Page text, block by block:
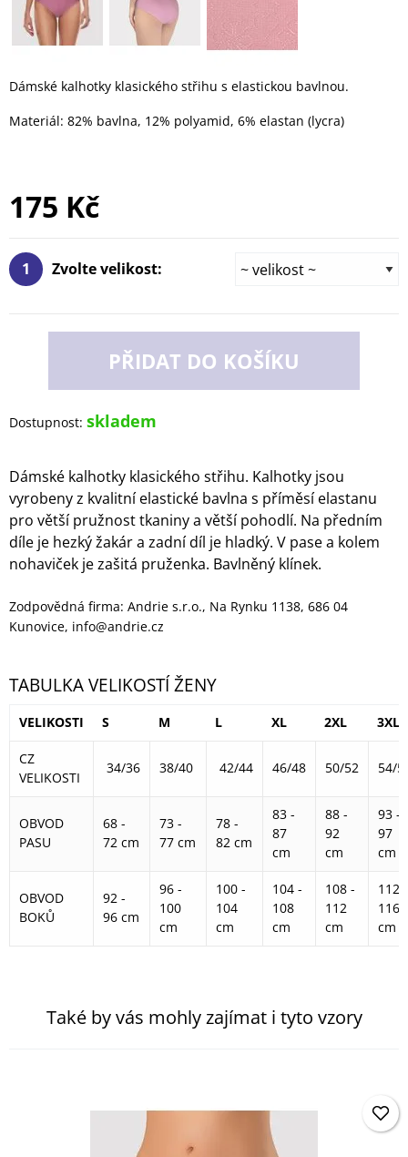
Dámské kalhotky klasického střihu s elastickou bavlnou.
Materiál: 82% bavlna, 12% polyamid, 6% elastan (lycra)
175 Kč
1 Zvolte velikost:
PŘIDAT DO KOŠÍKU
Dostupnost: skladem
Dámské kalhotky klasického střihu. Kalhotky jsou
vyrobeny z kvalitní elastické bavlna s příměsí elastanu
pro větší pružnost tkaniny a větší pohodlí. Na předním
díle je hezký žakár a zadní díl je hladký. V pase a kolem
nohaviček je zašitá pruženka. Bavlněný klínek.
Zodpovědná firma: Andrie s.r.o., Na Rynku 1138, 686 04
Kunovice, info@andrie.cz
TABULKA VELIKOSTÍ ŽENY
VELIKOSTI S M L XL 2XL 3XL
CZ
VELIKOSTI
34/36 38/40 42/44 46/48 50/52 54/
OBVOD
PASU
68 -
72 cm
73 -
77 cm
78 -
82 cm
83 -
87
cm
88 -
92
cm
93 -
97
cm
OBVOD
BOKŮ
92 -
96 cm
96 -
100
cm
100 -
104
cm
104 -
108
cm
108 -
112
cm
112 -
116
cm
Také by vás mohly zajímat i tyto vzory